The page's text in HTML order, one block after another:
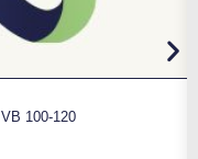
VB 100-120